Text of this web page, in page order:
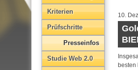
Kriterien
Prüfschritte
Presseinfos
Studie Web 2.0
10.
besten